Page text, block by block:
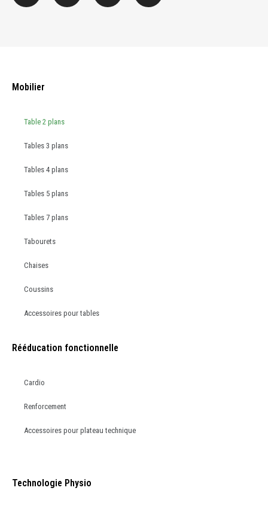
Mobilier
Table 2 plans
Tables 3 plans
Tables 4 plans
Tables 5 plans
Tables 7 plans
Tabourets
Chaises
Coussins
Accessoires pour tables
Rééducation fonctionnelle
Cardio
Renforcement
Accessoires pour plateau technique
Technologie Physio